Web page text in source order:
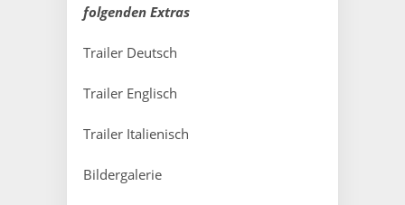
folgenden Extras
Trailer Deutsch
Trailer Englisch
Trailer Italienisch
Bildergalerie